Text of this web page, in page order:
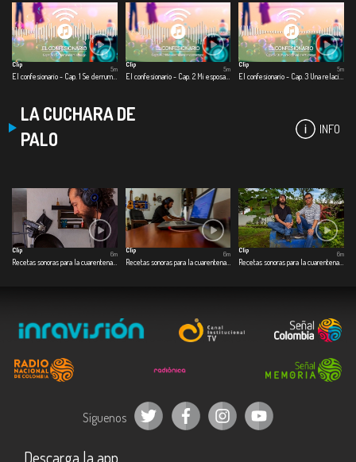
Clip
5m
Clip
El confesionario - Cap. 2 Mi esposa muere en cuarentena
5m
Clip
5m
LA CUCHARA DE
PALO
INFO
Clip
6m
Clip
Recetas sonoras para la cuarentena - Cap. 2 Dulce de ahuyama
6m
Clip
6m
Síguenos
Descarga la app